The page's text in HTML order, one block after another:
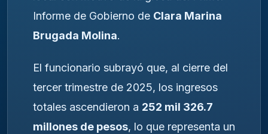
Informe de Gobierno de Clara Marina
Brugada Molina.
El funcionario subrayó que, al cierre del
tercer trimestre de 2025, los ingresos
totales ascendieron a 252 mil 326.7
millones de pesos, lo que representa un